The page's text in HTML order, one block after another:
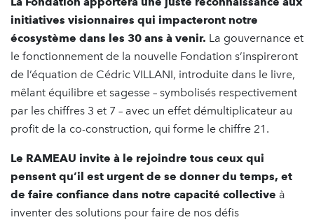
initiatives visionnaires qui impacteront notre
écosystème dans les 30 ans à venir. La gouvernance et
le fonctionnement de la nouvelle Fondation s’inspireront
de l’équation de Cédric VILLANI, introduite dans le livre,
mêlant équilibre et sagesse – symbolisés respectivement
par les chiffres 3 et 7 – avec un effet démultiplicateur au
profit de la co-construction, qui forme le chiffre 21.
Le RAMEAU invite à le rejoindre tous ceux qui
pensent qu’il est urgent de se donner du temps, et
de faire confiance dans notre capacité collective à
inventer des solutions pour faire de nos défis